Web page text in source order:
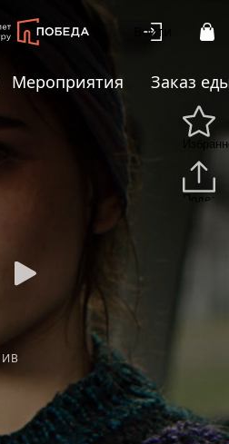
Войти
Мероприятия Заказ